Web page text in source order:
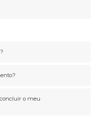
o meu